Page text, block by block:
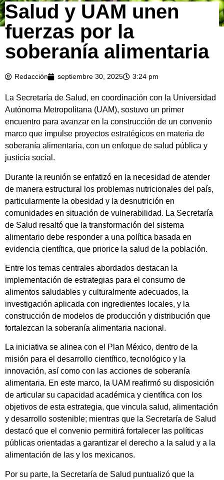
Salud y UAM unen
fuerzas por la
soberanía alimentaria
Redacción septiembre 30, 2025 3:24 pm
La Secretaría de Salud, en coordinación con la Universidad
Autónoma Metropolitana (UAM), sostuvo un primer
encuentro para avanzar en la construcción de un convenio
marco que impulse proyectos estratégicos en materia de
soberanía alimentaria, con un enfoque de salud pública y
justicia social.
Durante la reunión se enfatizó en la necesidad de atender
de manera estructural los problemas nutricionales del país,
particularmente la obesidad y la desnutrición en
comunidades en situación de vulnerabilidad. La Secretaría
de Salud resaltó que la transformación del sistema
alimentario debe responder a una política basada en
evidencia científica, que priorice la salud de la población.
Entre los temas centrales abordados destacan la
implementación de estrategias para el consumo de
alimentos saludables y culturalmente adecuados, la
investigación aplicada con ingredientes locales, y la
construcción de modelos de producción y distribución que
fortalezcan la soberanía alimentaria nacional.
La iniciativa se alinea con el Plan México, dentro de la
misión para el desarrollo científico, tecnológico y la
innovación, así como con las acciones de soberanía
alimentaria. En este marco, la UAM reafirmó su disposición
de articular su capacidad académica y científica con los
objetivos de esta estrategia, que vincula salud, alimentación
y desarrollo sostenible; mientras que la Secretaría de Salud
destacó que el convenio permitirá fortalecer las políticas
públicas orientadas a garantizar el derecho a la salud y a la
alimentación de las y los mexicanos.
Por su parte, la Secretaría de Salud puntualizó que la